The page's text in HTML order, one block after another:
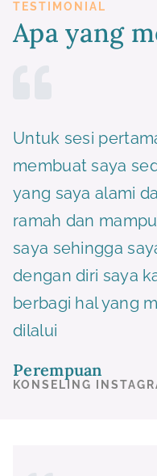
TESTIMONIAL
Apa yang
Untuk sesi
membuat saya
yang saya alami
ramah dan
saya sehingga
dengan diri saya
berbagi hal yang
dilalui
Perempuan
KONSELING